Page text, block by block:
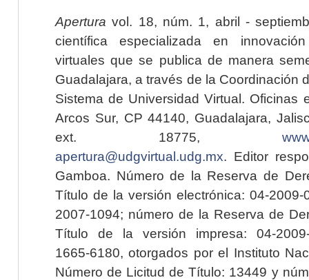
Apertura vol. 18, núm. 1, abril -
científica especializada en
virtuales que se publica de manera
Guadalajara, a través de la Coordinación
Sistema de Universidad Virtual. Oficinas
Arcos Sur, CP 44140, Guadalajara,
ext. 18775,
apertura@udgvirtual.udg.mx. Editor
Gamboa. Número de la Reserva de
Título de la versión electrónica: 04-2009-
2007-1094; número de la Reserva de
Título de la versión impresa: 04-2009-
1665-6180, otorgados por el Instituto
Número de Licitud de Título: 13449 y